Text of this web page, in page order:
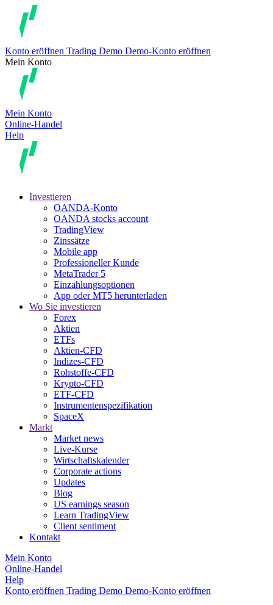
Konto eröffnen Trading Demo Demo-Konto eröffnen
Mein Konto
Mein Konto
Online-Handel
Help
Investieren
OANDA-Konto
OANDA stocks account
TradingView
Zinssätze
Mobile app
Professioneller Kunde
MetaTrader 5
Einzahlungsoptionen
App oder MT5 herunterladen
Wo Sie investieren
Forex
Aktien
ETFs
Aktien-CFD
Indizes-CFD
Rohstoffe-CFD
Krypto-CFD
ETF-CFD
Instrumentenspezifikation
SpaceX
Markt
Market news
Live-Kurse
Wirtschaftskalender
Corporate actions
Updates
Blog
US earnings season
Learn TradingView
Client sentiment
Kontakt
Mein Konto
Online-Handel
Help
Konto eröffnen Trading Demo Demo-Konto eröffnen